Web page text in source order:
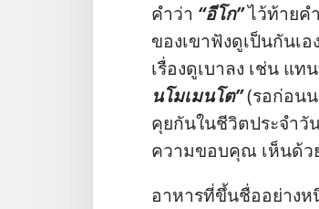
คำ​ว่า “อีโก”ไว้​ท้าย​ค
ของ​เขา​ฟัง​ดู​เป็น​กัน​เอ
เรื่อง​ดู​เบา​ลง เช่น แท
นโมเมนโต”(รอ​ก่อน​
คุย​กัน​ใน​ชีวิต​ประจำ​วั
ความ​ขอบคุณ เห็น​ด้ว
อาหาร​ที่​ขึ้น​ชื่อ​อย่าง​ห